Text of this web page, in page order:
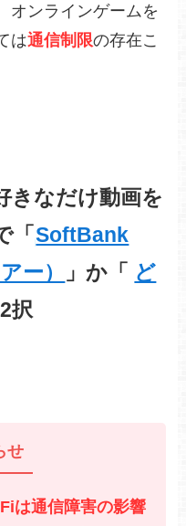
オンラインゲームを
は通信制限の存在こ
きなだけ動画を
「SoftBank
ー）
」か「 ど
択
せ
は通信障害の影響